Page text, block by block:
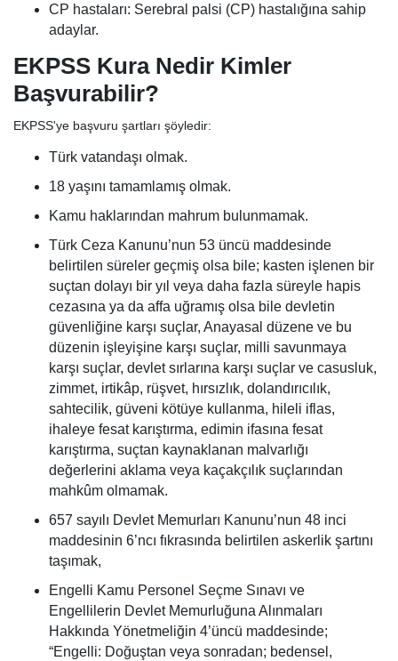
CP hastaları: Serebral palsi (CP) hastalığına sahip
adaylar.
EKPSS Kura Nedir Kimler
Başvurabilir?
EKPSS'ye başvuru şartları şöyledir:
Türk vatandaşı olmak.
18 yaşını tamamlamış olmak.
Kamu haklarından mahrum bulunmamak.
Türk Ceza Kanunu’nun 53 üncü maddesinde
belirtilen süreler geçmiş olsa bile; kasten işlenen bir
suçtan dolayı bir yıl veya daha fazla süreyle hapis
cezasına ya da affa uğramış olsa bile devletin
güvenliğine karşı suçlar, Anayasal düzene ve bu
düzenin işleyişine karşı suçlar, milli savunmaya
karşı suçlar, devlet sırlarına karşı suçlar ve casusluk,
zimmet, irtikâp, rüşvet, hırsızlık, dolandırıcılık,
sahtecilik, güveni kötüye kullanma, hileli iflas,
ihaleye fesat karıştırma, edimin ifasına fesat
karıştırma, suçtan kaynaklanan malvarlığı
değerlerini aklama veya kaçakçılık suçlarından
mahkûm olmamak.
657 sayılı Devlet Memurları Kanunu’nun 48 inci
maddesinin 6’ncı fıkrasında belirtilen askerlik şartını
taşımak,
Engelli Kamu Personel Seçme Sınavı ve
Engellilerin Devlet Memurluğuna Alınmaları
Hakkında Yönetmeliğin 4’üncü maddesinde;
“Engelli: Doğuştan veya sonradan; bedensel,